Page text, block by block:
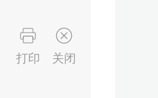
打印 关闭